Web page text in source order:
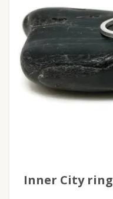
Inner City ring